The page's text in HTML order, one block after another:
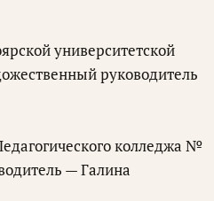
университетской
руководитель
колледжа №
— Галина